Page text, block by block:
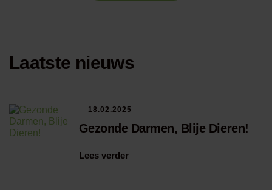
Laatste nieuws
18.02.2025
Gezonde Darmen, Blije Dieren!
Lees verder